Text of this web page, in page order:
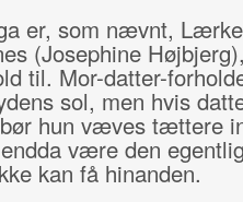
er, som nævnt,
(Josephine
til. Mor-datter-
sol, men hvis
hun væves tættere
være den
kan få hinanden.